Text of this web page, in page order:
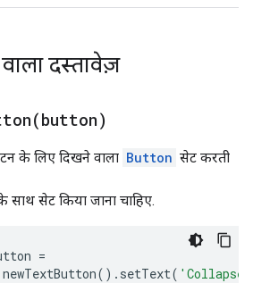
दस्तावेज़
button)
के लिए दिखने वाला Button सेट करती
सेट किया जाना चाहिए.
=
newTextButton(). setText( 'Collapse'